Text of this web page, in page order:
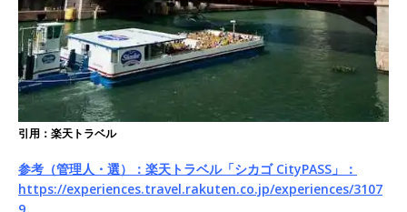
引用：楽天トラベル
参考（管理人・選）：楽天トラベル「シカゴ CityPASS」：
https://experiences.travel.rakuten.co.jp/experiences/3107